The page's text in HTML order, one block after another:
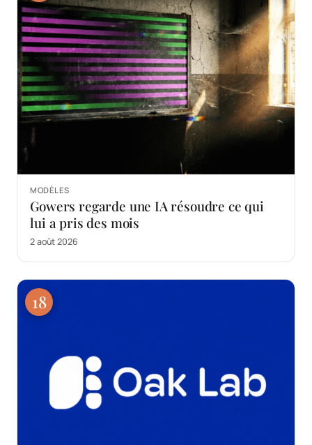
MODÈLES
Gowers regarde une IA résoudre ce qui
lui a pris des mois
2 août 2026
18